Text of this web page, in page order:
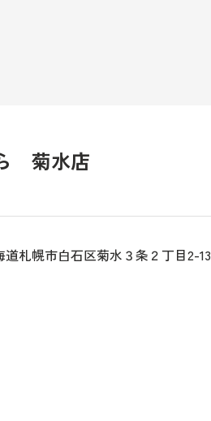
菊水店
道札幌市白石区菊水３条２丁目2-13